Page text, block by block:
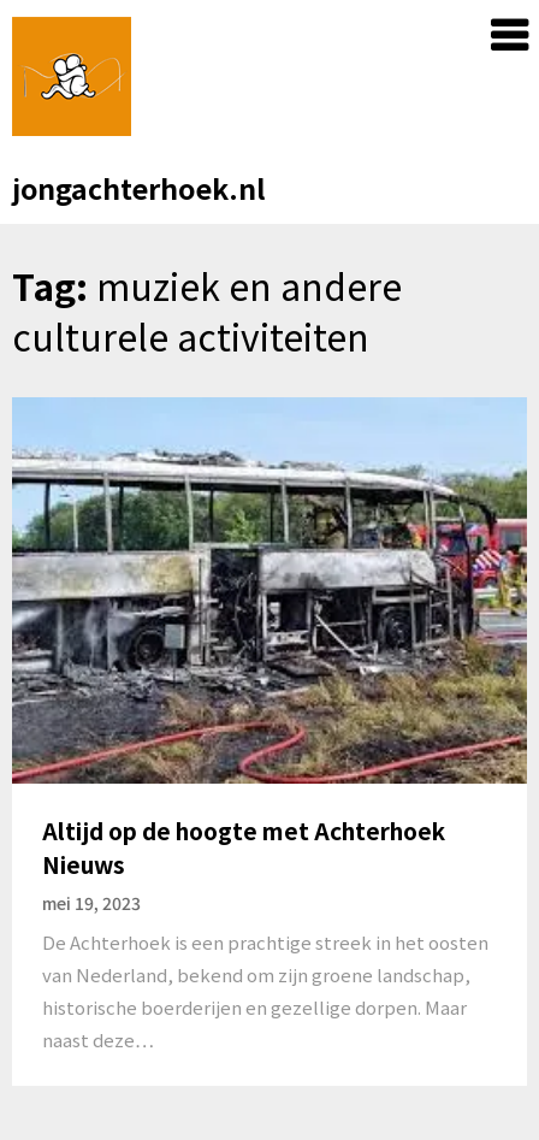
Skip
content
jongachterhoek.nl
Tag: muziek en andere
culturele activiteiten
Altijd op de hoogte met Achterhoek
Nieuws
mei 19, 2023
De Achterhoek is een prachtige streek in het oosten
van Nederland, bekend om zijn groene landschap,
historische boerderijen en gezellige dorpen. Maar
naast deze…